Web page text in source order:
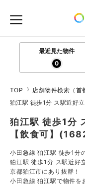
最近見た物件
0
TOP 店舗物件検索（首
狛江駅 徒歩1分 ス駅近好
狛江駅 徒歩1分
【飲食可】
小田急線 狛江駅 徒歩1分
狛江駅 徒歩1分 ス駅近
京都狛江市にあり抜群！
小田急線 狛江駅で物件を